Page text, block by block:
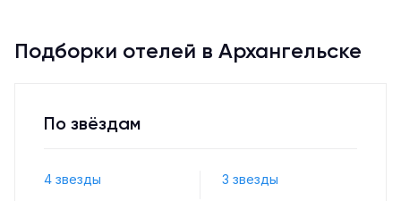
Подборки отелей в Архангельске
По звёздам
4 звезды 3 звезды